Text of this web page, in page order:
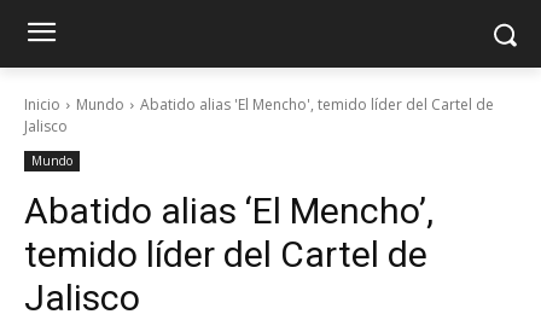
Inicio Mundo
Abatido alias 'El Mencho', temido líder del Cartel de
Jalisco
Mundo
Abatido alias ‘El Mencho’,
temido líder del Cartel de
Jalisco